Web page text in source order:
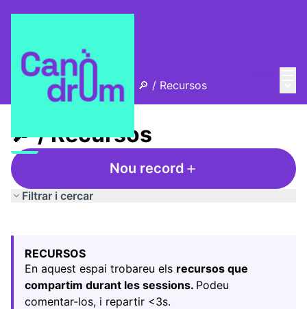
L'Alzina i el Canòdrom 🔎 / Recursos
🔎 / Recursos
Nou record
Filtrar i cercar
−
RECURSOS
En aquest espai trobareu els recursos que
compartim durant les sessions. Podeu
comentar-los, i repartir <3s.